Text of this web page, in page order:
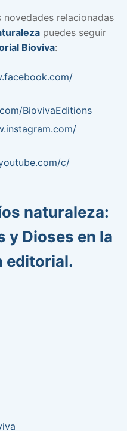
relacionadas
puedes seguir
Bioviva:
BiovivaEditions
c/
naturaleza:
y Dioses en la
editorial.